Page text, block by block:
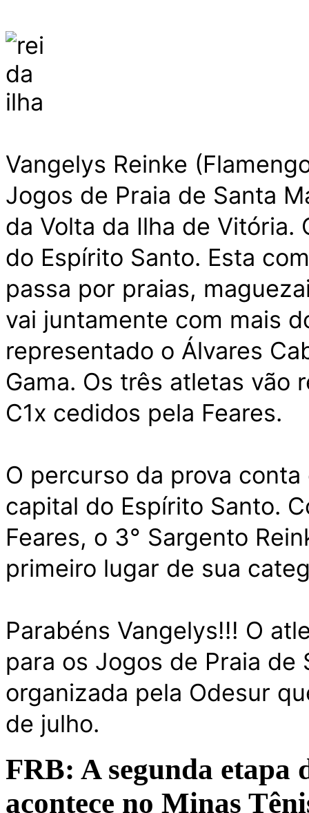
Vangelys Reinke
Jogos de Praia de Santa
da Volta da Ilha de
do Espírito Santo. Esta
passa por praias,
vai juntamente com mais
representado o Álvares
Gama. Os três atletas vão
C1x cedidos pela Feares.
O percurso da prova
capital do Espírito Santo.
Feares, o 3° Sargento
primeiro lugar de sua
Parabéns Vangelys!!! O
para os Jogos de Praia
organizada pela Odesur
de julho.
FRB: A segunda etapa
acontece no Minas